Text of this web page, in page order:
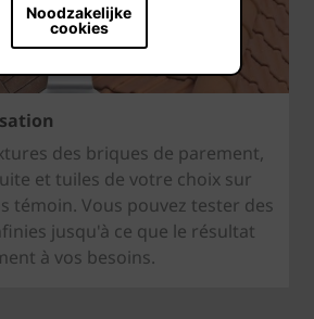
Noodzakelijke
cookies
des briques de parement,
et tuiles de votre choix sur
témoin. Vous pouvez tester des
jusqu'à ce que le résultat
à vos besoins.